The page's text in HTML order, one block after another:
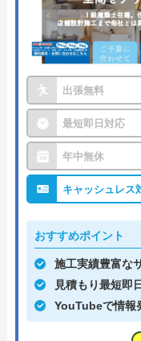
出張無料
最短即日対応
年中無休
キャッシュレス
おすすめポイント
施工実績豊富な
見積もり最短即
YouTubeで情報